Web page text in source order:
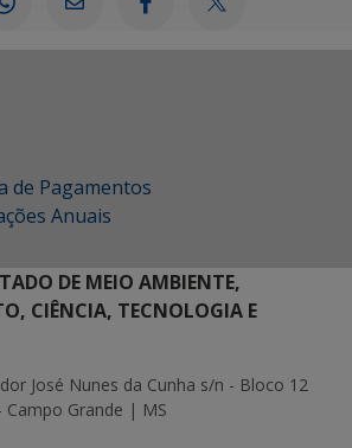
de Pagamentos
Anuais
DE MEIO AMBIENTE,
CIÊNCIA, TECNOLOGIA E
José Nunes da Cunha s/n - Bloco 12
Campo Grande | MS